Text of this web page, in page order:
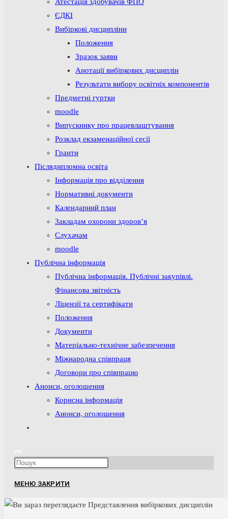
ЄДКІ
Вибіркові дисципліни
Положення
Зразок заяви
Анотації вибіркових дисциплін
Результати вибору освітніх компонентів
Предметні гуртки
moodle
Випускнику про працевлаштування
Розклад екзаменаційної сесії
Гранти
Післядипломна освіта
Інформація про відділення
Нормативні документи
Календарний план
Закладам охорони здоров’я
Слухачам
moodle
Публічна інформація
Публічна інформація. Публічні закупівлі.
Фінансова звітність
Ліцензії та сертифікати
Положення
Документи
Матеріально-технічне забезпечення
Міжнародна співпраця
Договори про співпрацю
Анонси, оголошення
Корисна інформація
Анонси, оголошення
веб-
сайті
close
МЕНЮ ЗАКРИТИ